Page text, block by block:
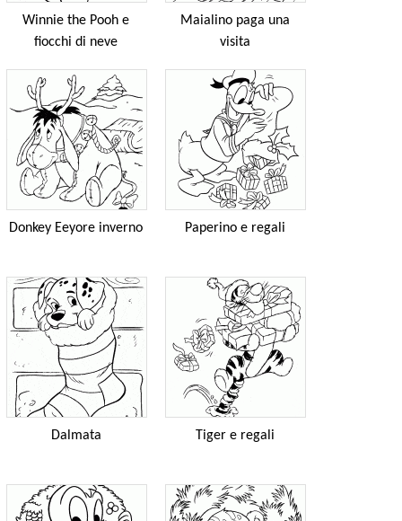
Winnie the Pooh e
fiocchi di neve
Maialino paga una
visita
Donkey Eeyore inverno Paperino e regali
Dalmata Tiger e regali